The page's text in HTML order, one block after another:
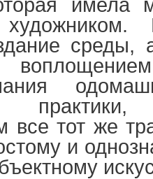
художником.
среды,
все тот же
и